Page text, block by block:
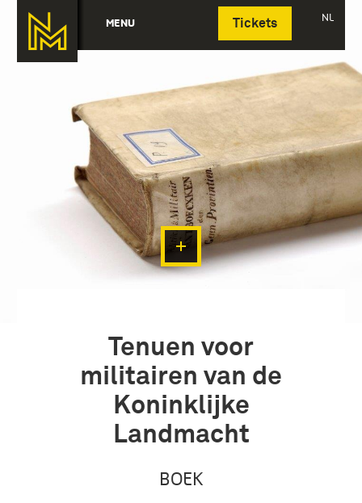
MENU Tickets NL
Deutsch
Tenuen voor
militairen van de
Koninklijke
Landmacht
BOEK